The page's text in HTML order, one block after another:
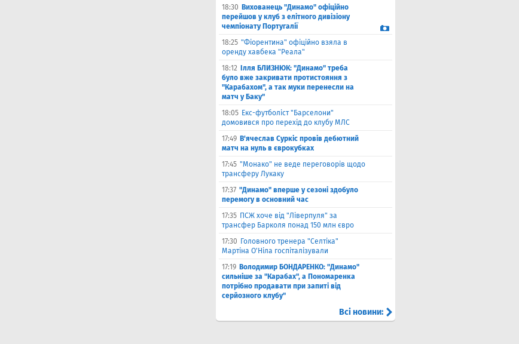
18:30 Вихованець "Динамо" офіційно
перейшов у клуб з елітного дивізіону
чемпіонату Португалії
18:25 "Фіорентина" офіційно взяла в
оренду хавбека "Реала"
18:12
Ілля БЛИЗНЮК: "Динамо" треба
було вже закривати протистояння з
"Карабахом", а так муки перенесли на
матч у Баку"
18:05 Екс-футболіст "Барселони"
домовився про перехід до клубу МЛС
17:49 В'ячеслав Суркіс провів дебютний
матч на нуль в єврокубках
17:45 "Монако" не веде переговорів щодо
трансферу Лукаку
17:37 "Динамо" вперше у сезоні здобуло
перемогу в основний час
17:35 ПСЖ хоче від "Ліверпуля" за
трансфер Барколя понад 150 млн євро
17:30 Головного тренера "Селтіка"
Мартіна О'Ніла госпіталізували
17:19 Володимир БОНДАРЕНКО: "Динамо"
сильніше за "Карабах", а Пономаренка
потрібно продавати при запиті від
серйозного клубу"
Всі новини: